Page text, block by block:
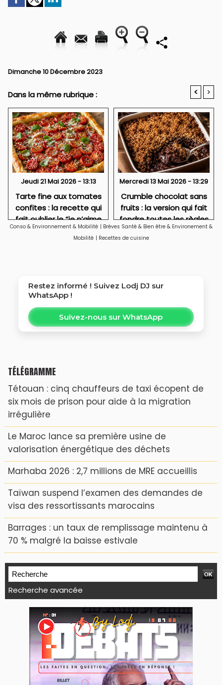
Dimanche 10 Décembre 2023
Dans la même rubrique : < >
Jeudi 21 Mai 2026 - 13:13
Tarte fine aux tomates
confites : la recette qui
fait oublier le “je n’aime
pas le vert”
Mercredi 13 Mai 2026 - 13:29
Crumble chocolat sans
fruits : la version qui fait
fondre toutes les règles
Conso & Environnement & Mobilité | Brèves Santé & Bien être & Environement &
Mobilité | Recettes de cuisine
Restez informé ! Suivez Lodj DJ sur
WhatsApp !
Suivez-nous sur WhatsApp
TÉLÉGRAMME
Tétouan : cinq chauffeurs de taxi écopent de
six mois de prison pour aide à la migration
irrégulière
Le Maroc lance sa première usine de
valorisation énergétique des déchets
Marhaba 2026 : 2,7 millions de MRE accueillis
Taïwan suspend l’examen des demandes de
visa des ressortissants marocains
Barrages : un taux de remplissage maintenu à
70 % malgré la baisse estivale
Recherche avancée
WEB TV LODJ24 : Youtube, kick et twitch
Plein écran